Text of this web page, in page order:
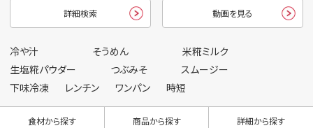
詳細検索 動画を見る
冷や汁 そうめん
米糀ミルク
生塩糀パウダー
つぶみそ
スムージー
下味冷凍
レンチン ワンパン 時短
食材から探す 商品から探す 詳細から探す